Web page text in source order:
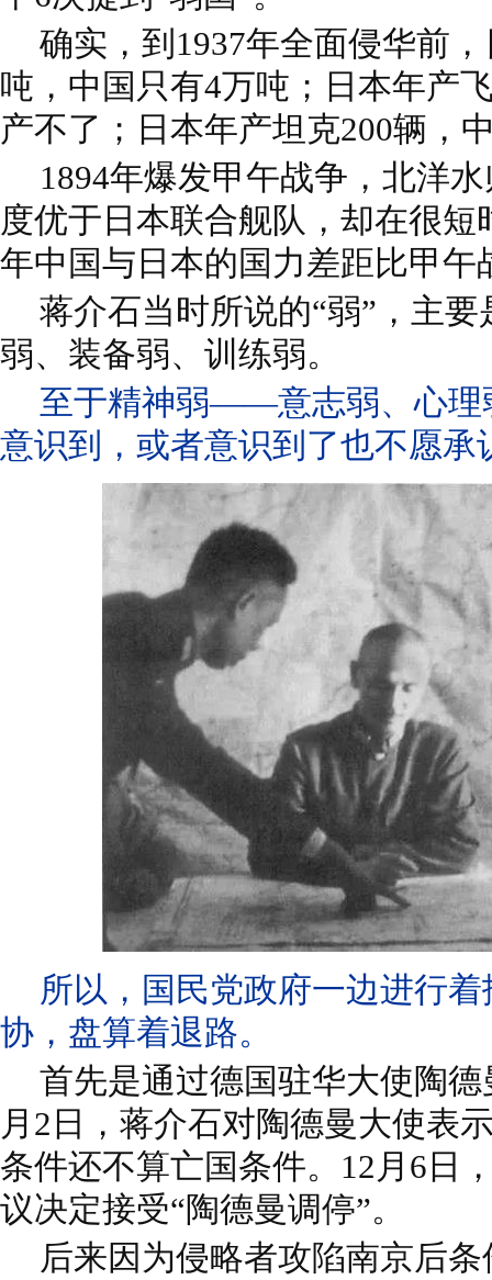
确实，到1937年全面侵华前
吨，中国只有4万吨；日本年产
产不了；日本年产坦克200辆，
1894年爆发甲午战争，北洋
度优于日本联合舰队，却在很短
年中国与日本的国力差距比甲午
蒋介石当时所说的“弱”，主
弱、装备弱、训练弱。
至于精神弱——意志弱、心理
意识到，或者意识到了也不愿承
所以，国民党政府一边进行
协，盘算着退路。
首先是通过德国驻华大使陶德
月2日，蒋介石对陶德曼大使表
条件还不算亡国条件。12月6日
议决定接受“陶德曼调停”。
后来因为侵略者攻陷南京后